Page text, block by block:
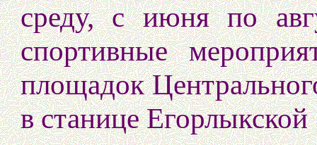
среду, с июня по
спортивные
площадок
в станице Егорлыкской